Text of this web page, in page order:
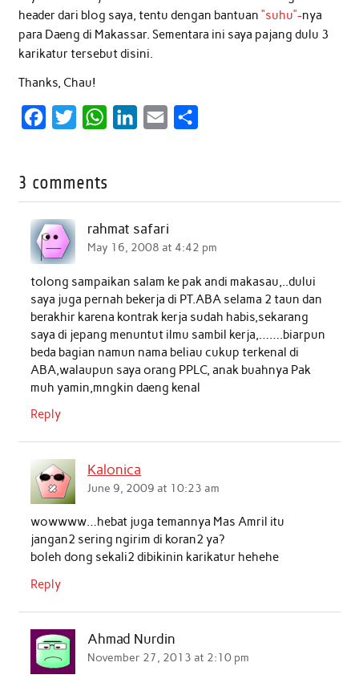
header dari blog saya, tentu dengan bantuan “suhu”-nya
para Daeng di Makassar. Sementara ini saya pajang dulu 3
karikatur tersebut disini.
Thanks, Chau!
e
o
o
k
t
W
t
A
p
d
n
3 comments
rahmat safari
May 16, 2008 at 4:42 pm
tolong sampaikan salam ke pak andi makasau,..dului
saya juga pernah bekerja di PT.ABA selama 2 taun dan
berakhir karena kontrak kerja sudah habis,sekarang
saya di jepang menuntut ilmu sambil kerja,…….biarpun
beda bagian namun nama beliau cukup terkenal di
ABA,walaupun saya orang PPLC, anak buahnya Pak
muh yamin,mngkin daeng kenal
Reply
Kalonica
June 9, 2009 at 10:23 am
wowwww…hebat juga temannya Mas Amril itu
jangan2 sering ngirim di koran2 ya?
boleh dong sekali2 dibikinin karikatur hehehe
Reply
Ahmad Nurdin
November 27, 2013 at 2:10 pm